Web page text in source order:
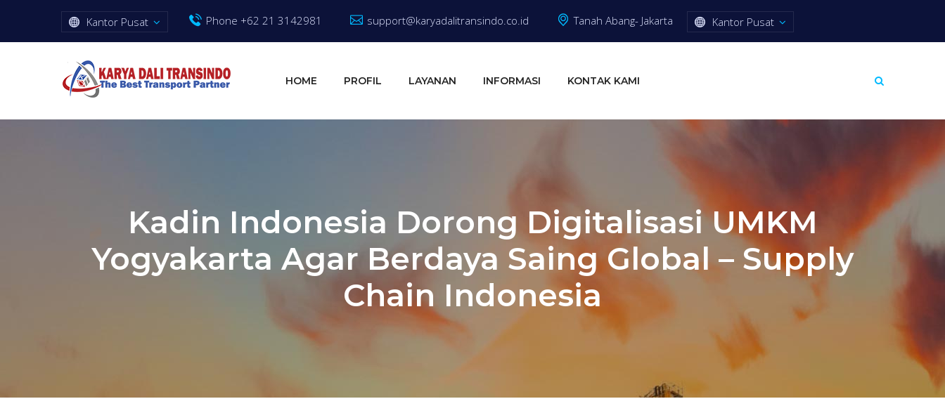
Kantor Pusat Phone +62 21 3142981 support@karyadalitransindo.co.id Tanah Abang- Jakarta Kantor Pusat
HOME PROFIL LAYANAN INFORMASI KONTAK KAMI
Kadin Indonesia Dorong Digitalisasi UMKM
Yogyakarta Agar Berdaya Saing Global – Supply
Chain Indonesia